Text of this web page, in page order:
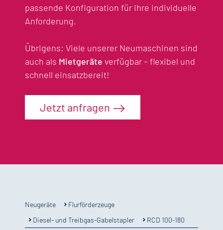
passende Konfiguration für Ihre individuelle
Anforderung.
Übrigens: Viele unserer Neumaschinen sind
auch als Mietgeräte verfügbar – flexibel und
schnell einsatzbereit!
Jetzt anfragen
Neugeräte
Flurförderzeuge
Diesel- und Treibgas-Gabelstapler
RCD 100-180